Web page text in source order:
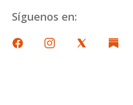
Síguenos en: